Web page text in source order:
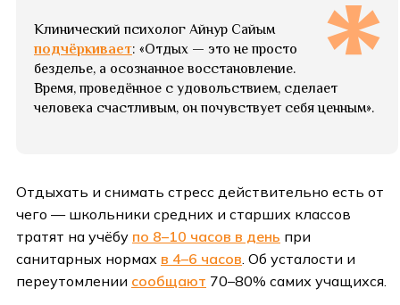
Клинический психолог Айнур Сайым
подчёркивает: «Отдых — это не просто
безделье, а осознанное восстановление.
Время, проведённое с удовольствием, сделает
человека счастливым, он почувствует себя ценным».
Отдыхать и снимать стресс действительно есть от
чего — школьники средних и старших классов
тратят на учёбу по 8–10 часов в день при
санитарных нормах в 4–6 часов. Об усталости и
переутомлении сообщают 70–80% самих учащихся.